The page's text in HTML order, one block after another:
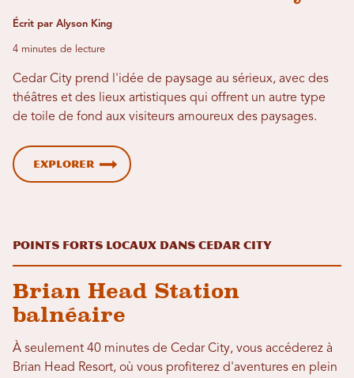
Écrit par Alyson King
4 minutes de lecture
Cedar City prend l'idée de paysage au sérieux, avec des
théâtres et des lieux artistiques qui offrent un autre type
de toile de fond aux visiteurs amoureux des paysages.
Explorer
Points forts locaux dans cedar city
Brian Head Station
balnéaire
À seulement 40 minutes de Cedar City, vous accéderez à
Brian Head Resort, où vous profiterez d'aventures en plein